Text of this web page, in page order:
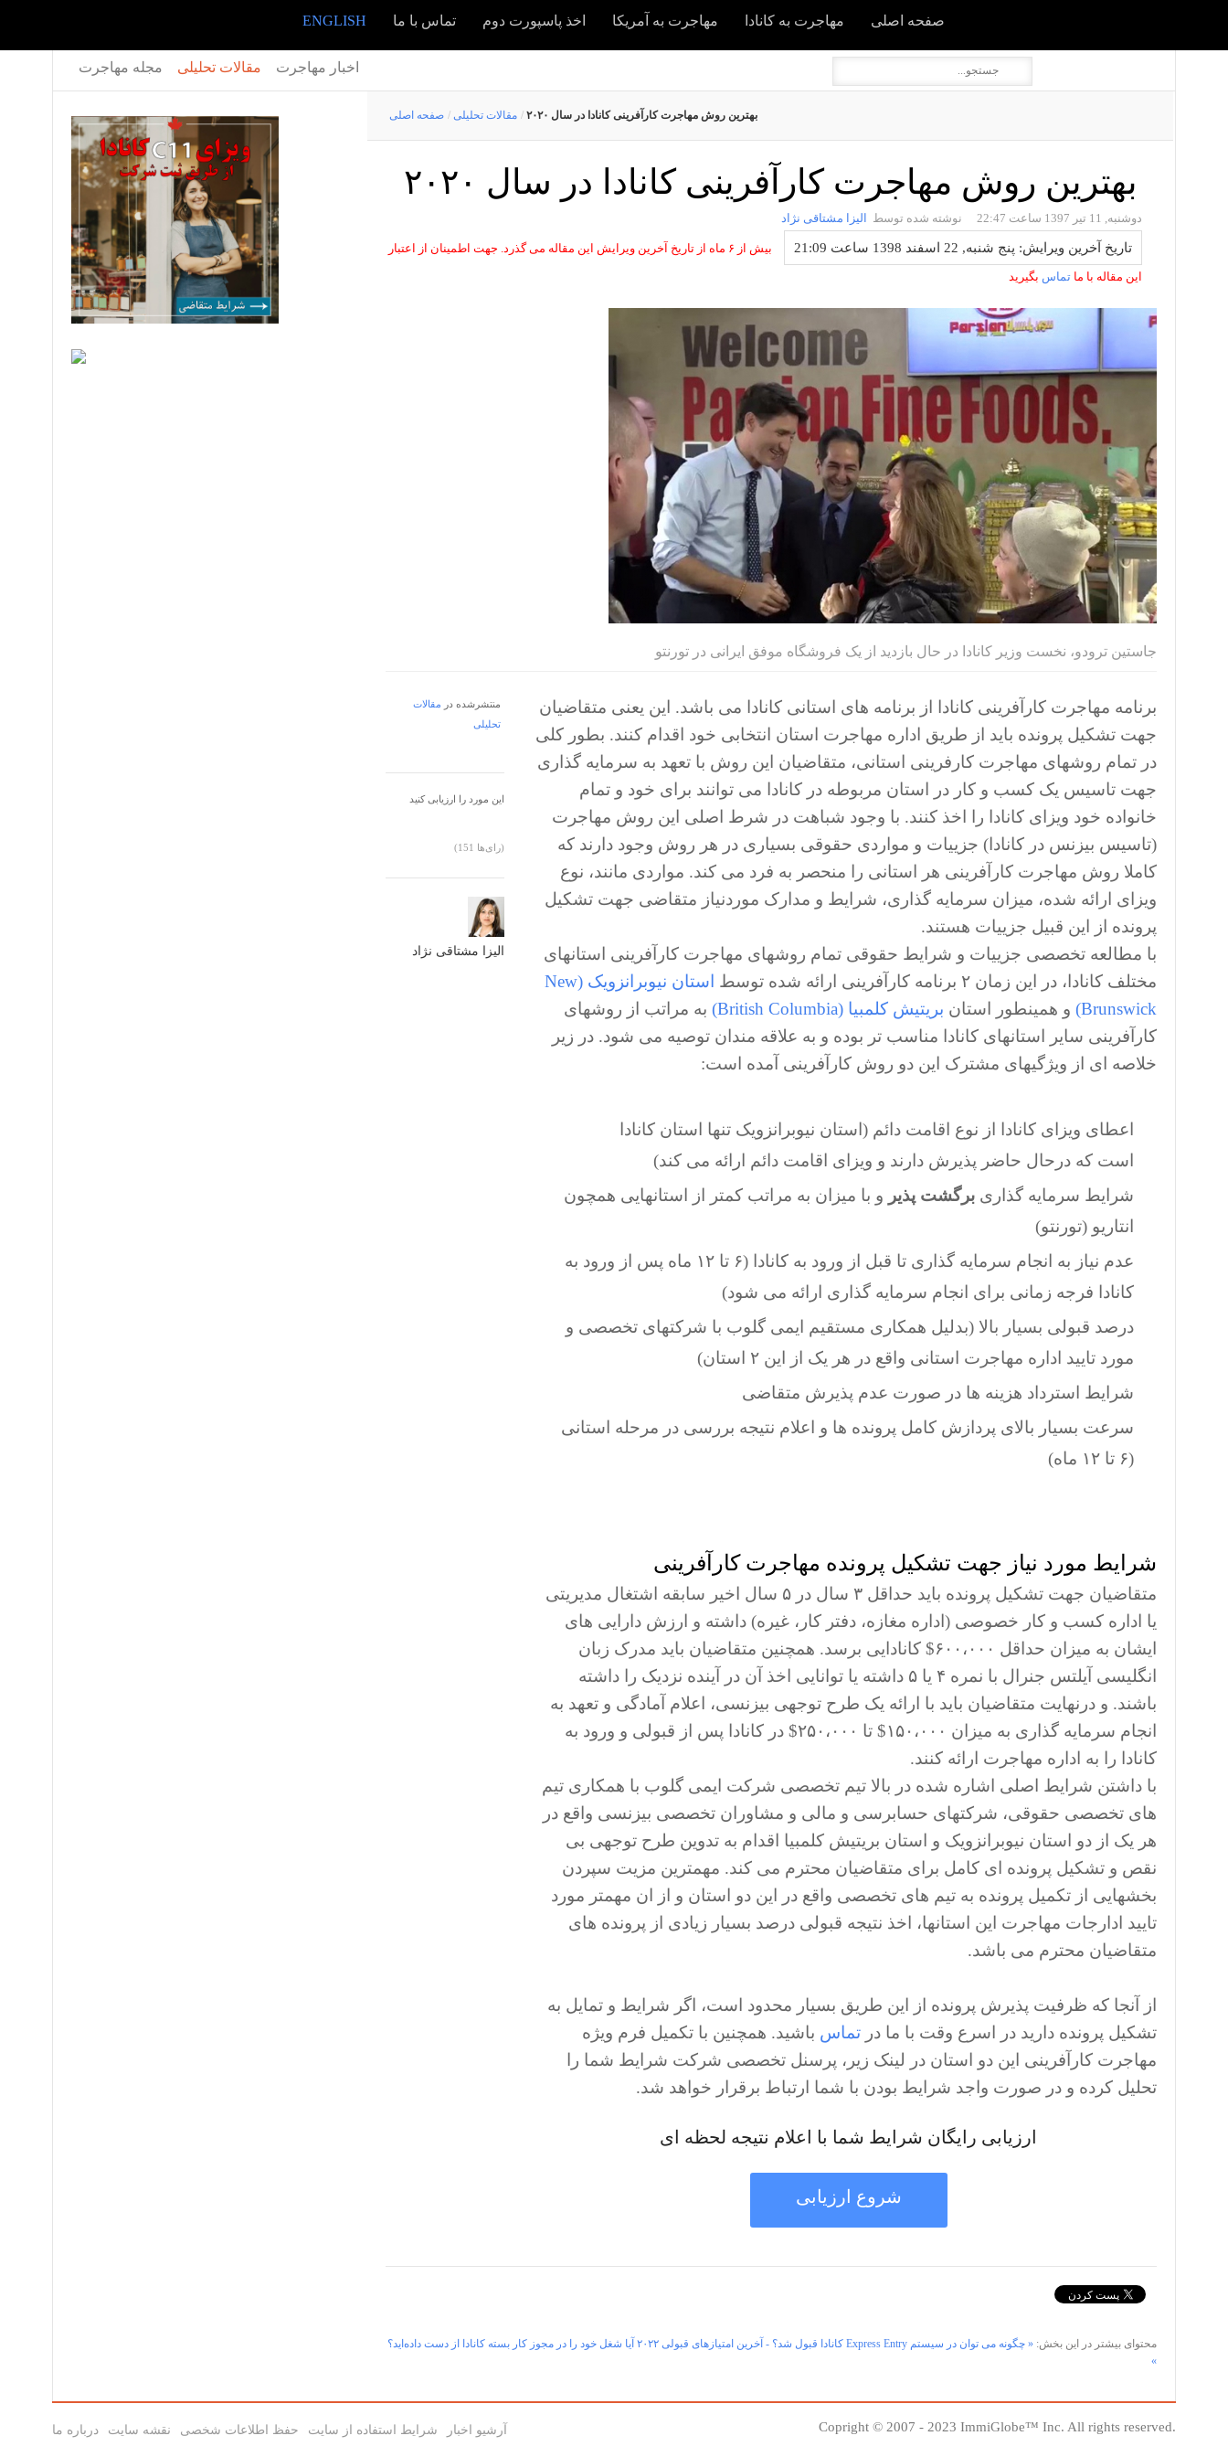
ENGLISH تماس با ما اخذ پاسپورت دوم مهاجرت به آمریکا مهاجرت به کانادا صفحه اصلی
مجله مهاجرت مقالات تحلیلی اخبار مهاجرت
صفحه اصلی / مقالات تحلیلی / بهترین روش مهاجرت کارآفرینی کانادا در سال ۲۰۲۰
بهترین روش مهاجرت کارآفرینی کانادا در سال ۲۰۲۰
دوشنبه, 11 تیر 1397 ساعت 22:47 نوشته شده توسط الیزا مشتاقی نژاد
تاریخ آخرین ویرایش: پنج شنبه, 22 اسفند 1398 ساعت 21:09 بیش از ۶ ماه از تاریخ آخرین ویرایش این مقاله می گذرد. جهت اطمینان از اعتبار
این مقاله با ما تماس بگیرید
جاستین ترودو، نخست وزیر کانادا در حال بازدید از یک فروشگاه موفق ایرانی در تورنتو
منتشرشده در مقالات
تحلیلی
این مورد را ارزیابی کنید
(151 رای‌ها)
الیزا مشتاقی نژاد
برنامه مهاجرت کارآفرینی کانادا از برنامه های استانی کانادا می باشد. این یعنی متقاضیان
جهت تشکیل پرونده باید از طریق اداره مهاجرت استان انتخابی خود اقدام کنند. بطور کلی
در تمام روشهای مهاجرت کارفرینی استانی، متقاضیان این روش با تعهد به سرمایه گذاری
جهت تاسیس یک کسب و کار در استان مربوطه در کانادا می توانند برای خود و تمام
خانواده خود ویزای کانادا را اخذ کنند. با وجود شباهت در شرط اصلی این روش مهاجرت
(تاسیس بیزنس در کانادا) جزییات و مواردی حقوقی بسیاری در هر روش وجود دارند که
کاملا روش مهاجرت کارآفرینی هر استانی را منحصر به فرد می کند. مواردی مانند، نوع
ویزای ارائه شده، میزان سرمایه گذاری، شرایط و مدارک موردنیاز متقاضی جهت تشکیل
پرونده از این قبیل جزییات هستند.
با مطالعه تخصصی جزییات و شرایط حقوقی تمام روشهای مهاجرت کارآفرینی استانهای
مختلف کانادا، در این زمان ۲ برنامه کارآفرینی ارائه شده توسط
استان نیوبرانزویک (New
Brunswick) و همینطور استان بریتیش کلمبیا (British Columbia)
به مراتب از روشهای
کارآفرینی سایر استانهای کانادا مناسب تر بوده و به علاقه مندان توصیه می شود. در زیر
خلاصه ای از ویژگیهای مشترک این دو روش کارآفرینی آمده است:
اعطای ویزای کانادا از نوع اقامت دائم (استان نیوبرانزویک تنها استان کانادا
است که درحال حاضر پذیرش دارند و ویزای اقامت دائم ارائه می کند)
شرایط سرمایه گذاری برگشت پذیر و با میزان به مراتب کمتر از استانهایی همچون
انتاریو (تورنتو)
عدم نیاز به انجام سرمایه گذاری تا قبل از ورود به کانادا (۶ تا ۱۲ ماه پس از ورود به
کانادا فرجه زمانی برای انجام سرمایه گذاری ارائه می شود)
درصد قبولی بسیار بالا (بدلیل همکاری مستقیم ایمی گلوب با شرکتهای تخصصی و
مورد تایید اداره مهاجرت استانی واقع در هر یک از این ۲ استان)
شرایط استرداد هزینه ها در صورت عدم پذیرش متقاضی
سرعت بسیار بالای پردازش کامل پرونده ها و اعلام نتیجه بررسی در مرحله استانی
(۶ تا ۱۲ ماه)
شرایط مورد نیاز جهت تشکیل پرونده مهاجرت کارآفرینی
متقاضیان جهت تشکیل پرونده باید حداقل ۳ سال در ۵ سال اخیر سابقه اشتغال مدیریتی
یا اداره کسب و کار خصوصی (اداره مغازه، دفتر کار، غیره) داشته و ارزش دارایی های
ایشان به میزان حداقل ۶۰۰،۰۰۰$ کانادایی برسد. همچنین متقاضیان باید مدرک زبان
انگلیسی آیلتس جنرال با نمره ۴ یا ۵ داشته یا توانایی اخذ آن در آینده نزدیک را داشته
باشند. و درنهایت متقاضیان باید با ارائه یک طرح توجهی بیزنسی، اعلام آمادگی و تعهد به
انجام سرمایه گذاری به میزان ۱۵۰،۰۰۰$ تا ۲۵۰،۰۰۰$ در کانادا پس از قبولی و ورود به
کانادا را به اداره مهاجرت ارائه کنند.
با داشتن شرایط اصلی اشاره شده در بالا تیم تخصصی شرکت ایمی گلوب با همکاری تیم
های تخصصی حقوقی، شرکتهای حسابرسی و مالی و مشاوران تخصصی بیزنسی واقع در
هر یک از دو استان نیوبرانزویک و استان بریتیش کلمبیا اقدام به تدوین طرح توجهی بی
نقص و تشکیل پرونده ای کامل برای متقاضیان محترم می کند. مهمترین مزیت سپردن
بخشهایی از تکمیل پرونده به تیم های تخصصی واقع در این دو استان و از ان مهمتر مورد
تایید ادارجات مهاجرت این استانها، اخذ نتیجه قبولی درصد بسیار زیادی از پرونده های
متقاضیان محترم می باشد.
از آنجا که ظرفیت پذیرش پرونده از این طریق بسیار محدود است، اگر شرایط و تمایل به
تشکیل پرونده دارید در اسرع وقت با ما در تماس باشید. همچنین با تکمیل فرم ویژه
مهاجرت کارآفرینی این دو استان در لینک زیر، پرسنل تخصصی شرکت شرایط شما را
تحلیل کرده و در صورت واجد شرایط بودن با شما ارتباط برقرار خواهد شد.
ارزیابی رایگان شرایط شما با اعلام نتیجه لحظه ای
شروع ارزیابی
محتوای بیشتر در این بخش: « چگونه می توان در سیستم Express Entry کانادا قبول شد؟ - آخرین امتیازهای قبولی ۲۰۲۲
آیا شغل خود را در مجوز کار بسته کانادا از دست داده‌اید؟
»
درباره ما نقشه سایت حفظ اطلاعات شخصی شرایط استفاده از سایت آرشیو اخبار Copright © 2007 - 2023 ImmiGlobe™ Inc. All rights reserved.